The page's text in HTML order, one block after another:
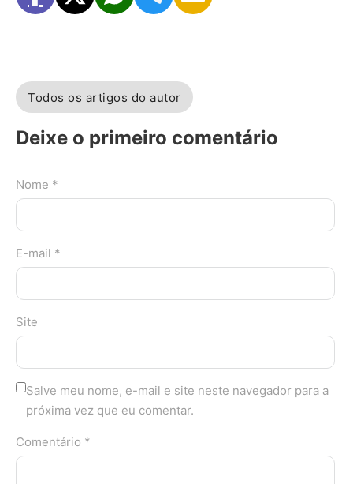
Todos os artigos do autor
Deixe o primeiro comentário
Nome *
E-mail *
Site
Salve meu nome, e-mail e site neste navegador para a
próxima vez que eu comentar.
Comentário *